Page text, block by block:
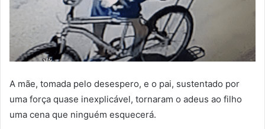
A mãe, tomada pelo desespero, e o pai, sustentado por
uma força quase inexplicável, tornaram o adeus ao filho
uma cena que ninguém esquecerá.